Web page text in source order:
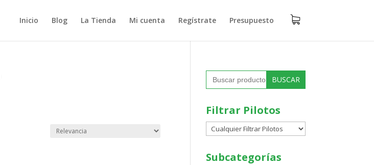
Inicio Blog La Tienda Mi cuenta Regístrate Presupuesto
Buscar:
Filtrar Pilotos
Subcategorías